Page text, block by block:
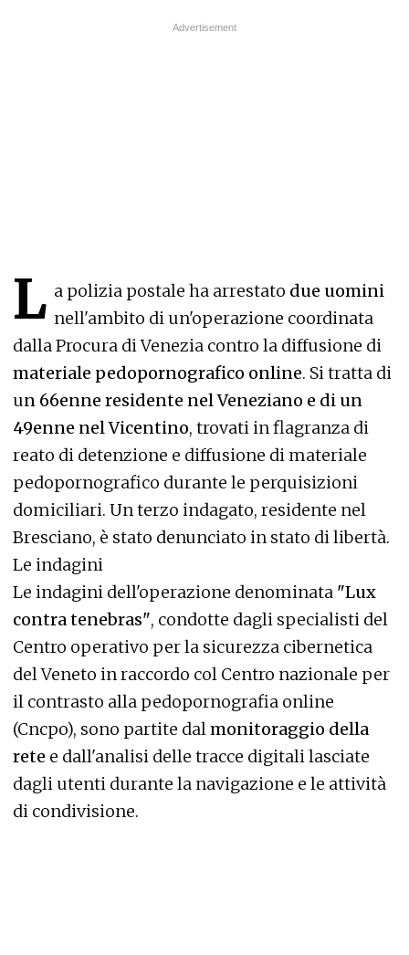
L a polizia postale ha arrestato due uomini
nell'ambito di un'operazione coordinata
dalla Procura di Venezia contro la diffusione di
materiale pedopornografico online. Si tratta di
un 66enne residente nel Veneziano e di un
49enne nel Vicentino, trovati in flagranza di
reato di detenzione e diffusione di materiale
pedopornografico durante le perquisizioni
domiciliari. Un terzo indagato, residente nel
Bresciano, è stato denunciato in stato di libertà.
Le indagini
Le indagini dell'operazione denominata "Lux
contra tenebras", condotte dagli specialisti del
Centro operativo per la sicurezza cibernetica
del Veneto in raccordo col Centro nazionale per
il contrasto alla pedopornografia online
(Cncpo), sono partite dalmonitoraggio della
rete e dall'analisi delle tracce digitali lasciate
dagli utenti durante la navigazione e le attività
di condivisione.